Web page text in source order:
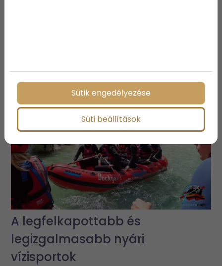
elnyeri a tetszésedet
A legfelkapottabb és
legizgalmasabb nyári
vízisportok
Sütik engedélyezése
Süti beállítások